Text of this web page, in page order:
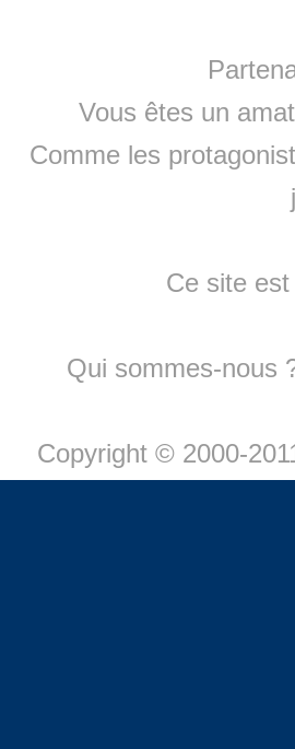
Vous êtes un
Comme les
Ce site
Qui sommes-nous
Copyright © 2000-